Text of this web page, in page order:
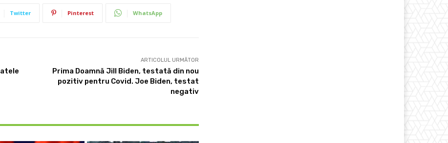
Twitter Pinterest WhatsApp
ARTICOLUL URMĂTOR
Prima Doamnă Jill Biden, testată din nou
pozitiv pentru Covid. Joe Biden, testat
negativ